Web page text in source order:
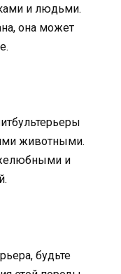
и людьми.
она может
животными.
и
будьте